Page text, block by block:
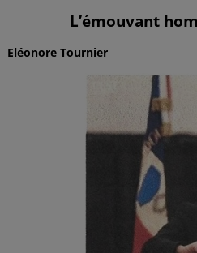
L’émouvant
Eléonore Tournier